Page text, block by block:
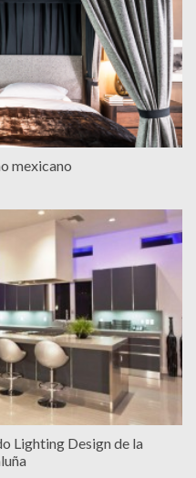
mexicano
Lighting Design de la